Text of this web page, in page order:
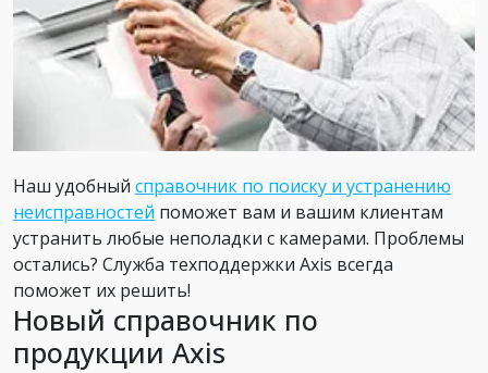
Наш удобный справочник по поиску и устранению
неисправностей поможет вам и вашим клиентам
устранить любые неполадки с камерами. Проблемы
остались? Служба техподдержки Axis всегда
поможет их решить!
Новый справочник по
продукции Axis